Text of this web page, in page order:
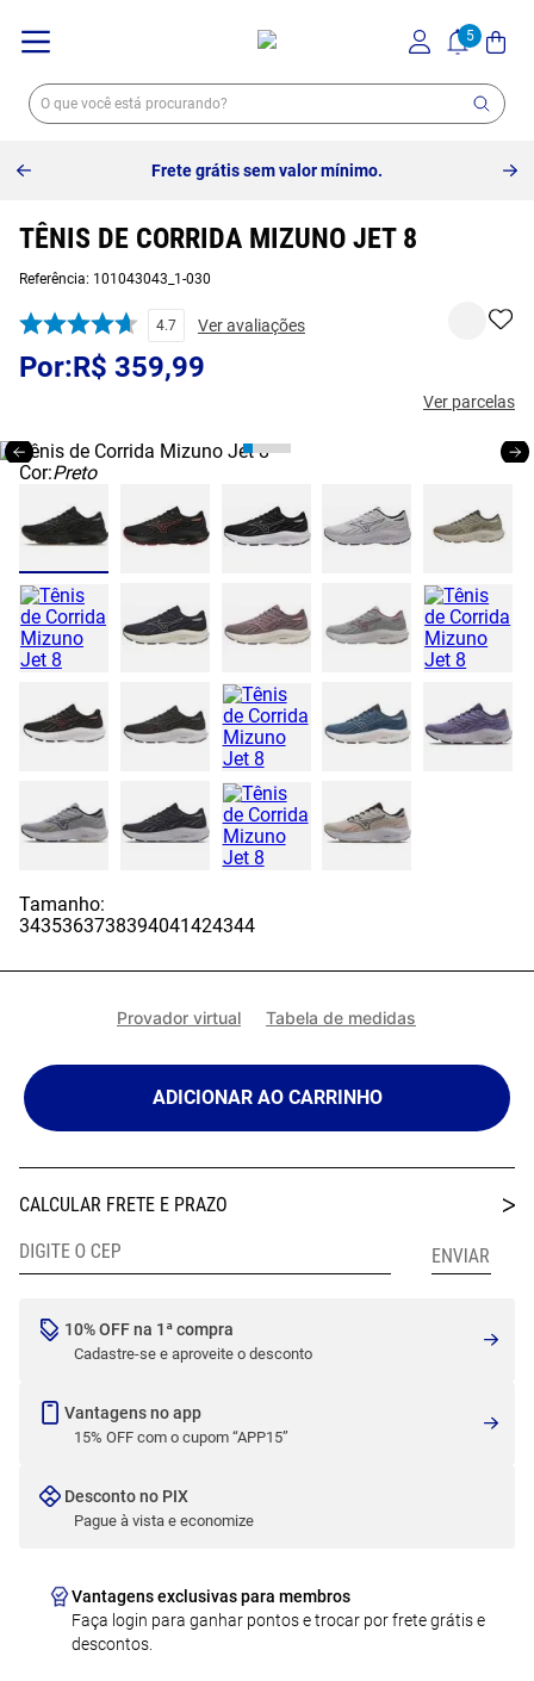
Frete grátis sem valor mínimo.
TÊNIS DE CORRIDA MIZUNO JET 8
Referência: 101043043_1-030
4.7 Ver avaliações
R$ 359,99
Ver parcelas
Cor:Preto
Tamanho:
3435363738394041424344
Provador virtual Tabela de medidas
ADICIONAR AO CARRINHO
10% OFF na 1ª compra
Cadastre-se e aproveite o desconto
Vantagens no app
15% OFF com o cupom “APP15”
Desconto no PIX
Pague à vista e economize
Vantagens exclusivas para membros
Faça login para ganhar pontos e trocar por frete grátis e
descontos.